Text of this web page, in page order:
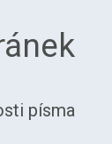
písma